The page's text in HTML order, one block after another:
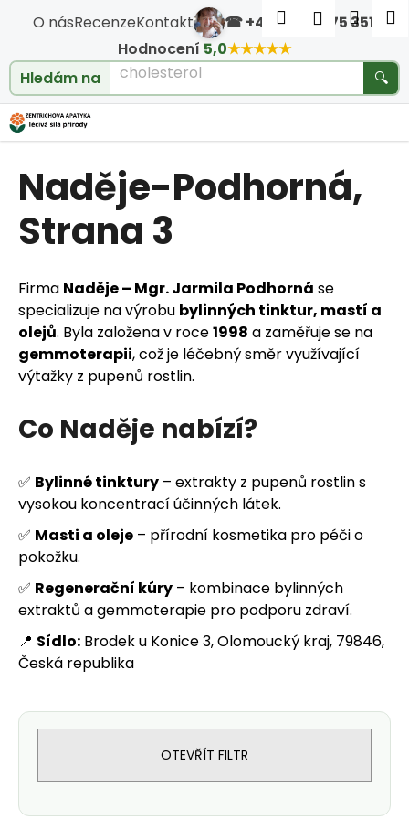
O násRecenzeKontakt ☎ +420 604 475 351
Hodnocení 5,0★★★★★
Hledám na
cholesterol
🔍
Hledat
Naděje-Podhorná,
Strana 3
Firma Naděje – Mgr. Jarmila Podhorná se
specializuje na výrobu bylinných tinktur, mastí a
olejů. Byla založena v roce1998 a zaměřuje se na
gemmoterapii, což je léčebný směr využívající
výtažky z pupenů rostlin.
Co Naděje nabízí?
✅ Bylinné tinktury – extrakty z pupenů rostlin s
vysokou koncentrací účinných látek.
✅ Masti a oleje – přírodní kosmetika pro péči o
pokožku.
✅ Regenerační kúry – kombinace bylinných
extraktů a gemmoterapie pro podporu zdraví.
📍 Sídlo: Brodek u Konice 3, Olomoucký kraj, 79846,
Česká republika
OTEVŘÍT FILTR
Košík
C
o
p
o
ř
e
b
u
j
e
t
e
n
a
j
í